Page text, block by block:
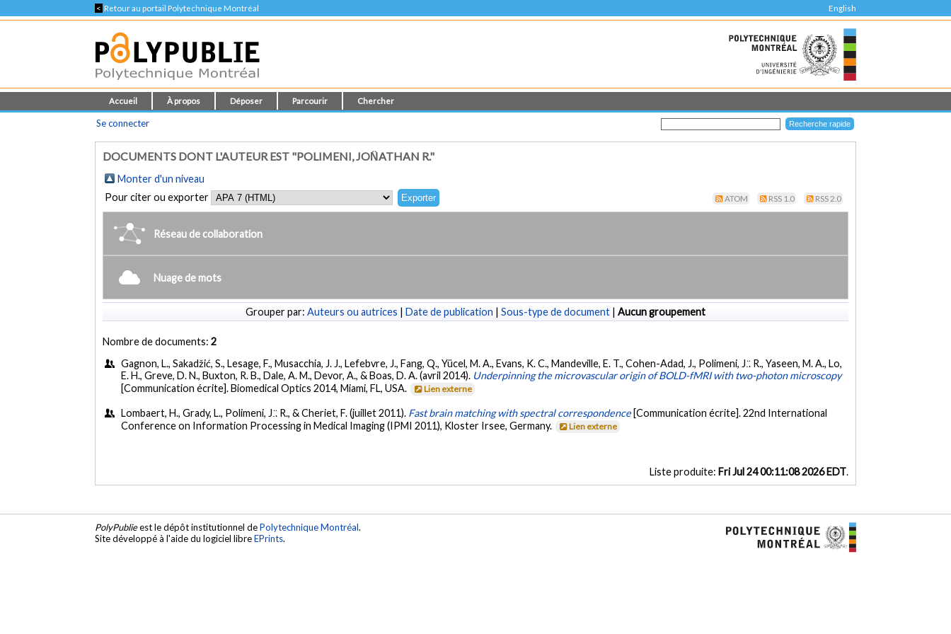
< Retour au portail Polytechnique Montréal English
Accueil À propos Déposer Parcourir Chercher
Se connecter
DOCUMENTS DONT L'AUTEUR EST "POLIMENI, JON̈ATHAN R."
Monter d'un niveau
Pour citer ou exporter
ATOM RSS 1.0 RSS 2.0
Réseau de collaboration
Nuage de mots
Grouper par: Auteurs ou autrices | Date de publication | Sous-type de document | Aucun groupement
Nombre de documents:2
Gagnon, L., Sakadžić, S., Lesage, F., Musacchia, J. J., Lefebvre, J., Fang, Q., Yücel, M. A., Evans, K. C., Mandeville, E. T., Cohen-Adad, J., Polimeni, J.̈. R., Yaseen, M. A., Lo,
E. H., Greve, D. N., Buxton, R. B., Dale, A. M., Devor, A., & Boas, D. A. (avril 2014). Underpinning the microvascular origin of BOLD-fMRI with two-photon microscopy
[Communication écrite]. Biomedical Optics 2014, Miami, FL, USA.
Lien externe
Lombaert, H., Grady, L., Polimeni, J.̈. R., & Cheriet, F. (juillet 2011). Fast brain matching with spectral correspondence [Communication écrite]. 22nd International
Conference on Information Processing in Medical Imaging (IPMI 2011), Kloster Irsee, Germany.
Lien externe
Liste produite: Fri Jul 24 00:11:08 2026 EDT.
PolyPublieest le dépôt institutionnel dePolytechnique Montréal.
Site développé à l'aide du logiciel libreEPrints.